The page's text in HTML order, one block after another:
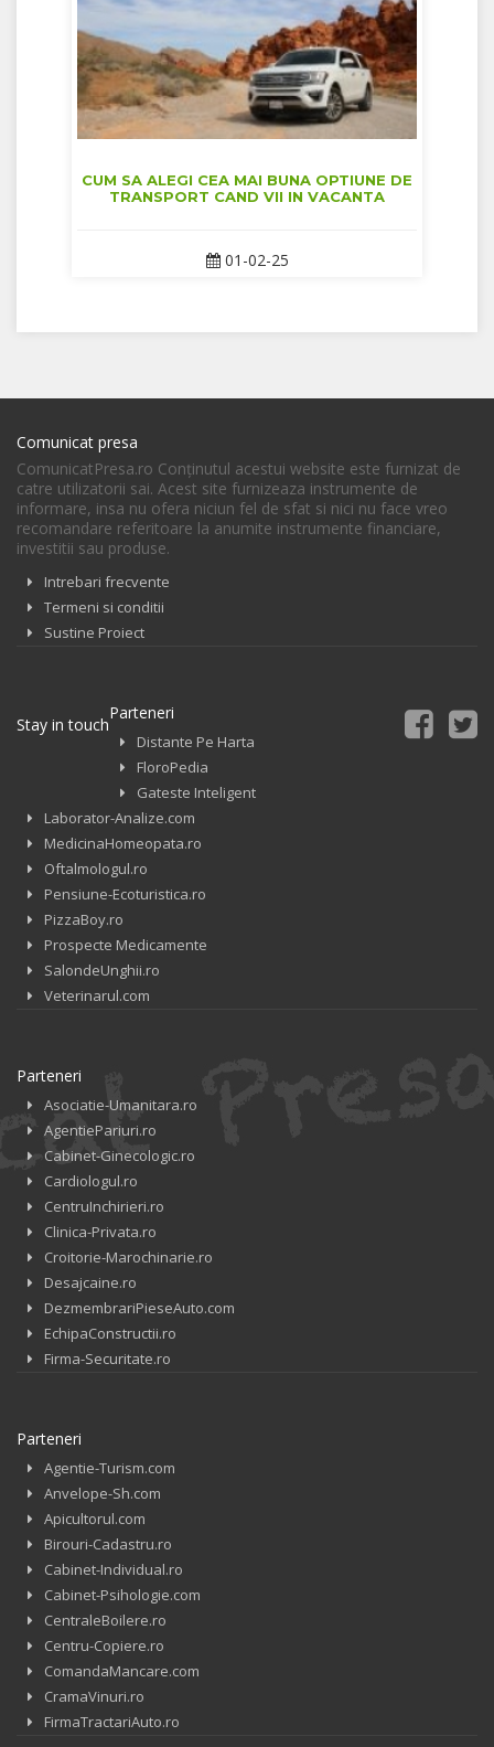
CUM SA ALEGI CEA MAI BUNA OPTIUNE DE
TRANSPORT CAND VII IN VACANTA
01-02-25
Comunicat presa
ComunicatPresa.ro Conţinutul acestui website este furnizat de
catre utilizatorii sai. Acest site furnizeaza instrumente de
informare, insa nu ofera niciun fel de sfat si nici nu face vreo
recomandare referitoare la anumite instrumente financiare,
investitii sau produse.
Intrebari frecvente
Termeni si conditii
Sustine Proiect
Stay in touch
Parteneri
Distante Pe Harta
FloroPedia
Gateste Inteligent
Laborator-Analize.com
MedicinaHomeopata.ro
Oftalmologul.ro
Pensiune-Ecoturistica.ro
PizzaBoy.ro
Prospecte Medicamente
SalondeUnghii.ro
Veterinarul.com
Parteneri
Asociatie-Umanitara.ro
AgentiePariuri.ro
Cabinet-Ginecologic.ro
Cardiologul.ro
CentruInchirieri.ro
Clinica-Privata.ro
Croitorie-Marochinarie.ro
Desajcaine.ro
DezmembrariPieseAuto.com
EchipaConstructii.ro
Firma-Securitate.ro
Parteneri
Agentie-Turism.com
Anvelope-Sh.com
Apicultorul.com
Birouri-Cadastru.ro
Cabinet-Individual.ro
Cabinet-Psihologie.com
CentraleBoilere.ro
Centru-Copiere.ro
ComandaMancare.com
CramaVinuri.ro
FirmaTractariAuto.ro